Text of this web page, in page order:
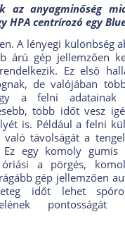
az anyagminőség
HPA centrírozó egy
A lényegi különbség
árú gép jellemzően
Ez első
de valójában
a felni adatainak
több időt vesz
is. Például a felni
távolságát a
egy komoly gumis
óriási a pörgés,
gép jellemzően
időt lehet